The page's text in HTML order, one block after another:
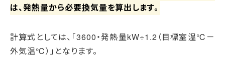
は、発熱量から必要換気量を算出します。
計算式としては、「3600・発熱量kW÷1.2（目標室温℃－
外気温℃）」となります。